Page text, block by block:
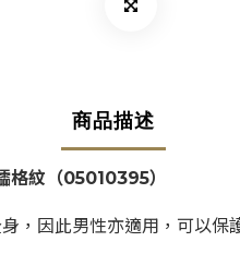
商品描述
格紋 （05010395）
，因此男性亦適用，可以保